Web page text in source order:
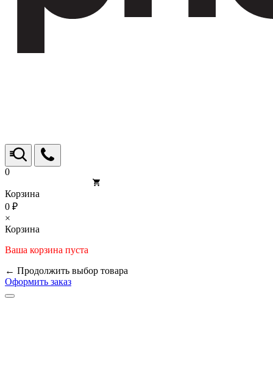
0
Корзина
0 ₽
×
Корзина
Ваша корзина пуста
← Продолжить выбор товара
Оформить заказ